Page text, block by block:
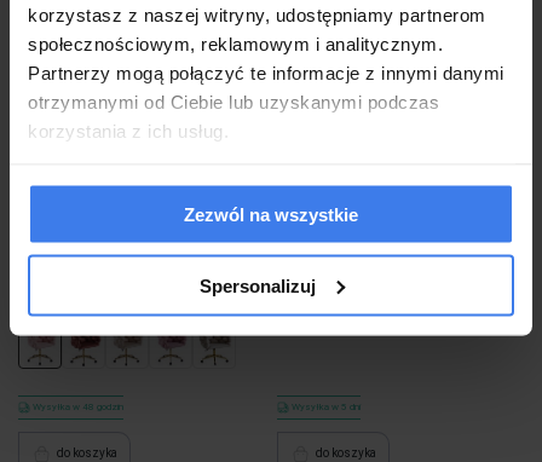
korzystasz z naszej witryny, udostępniamy partnerom
społecznościowym, reklamowym i analitycznym.
Partnerzy mogą połączyć te informacje z innymi danymi
otrzymanymi od Ciebie lub uzyskanymi podczas
korzystania z ich usług.
Zezwól na wszystkie
Spersonalizuj
Krzesło fotelowe obrotowe BALLOON
DC-ST9118 różowy baranek #5 /
złote nogi
Wysyłka w 48 godzin
do koszyka
Krzesło nowoczesne do jadalni
PRESTIGE SKID / ekoskóra, czarny
592,99 zł
Wysyłka w 5 dni
do koszyka